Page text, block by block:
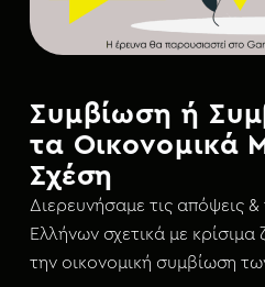
Συμβίωση ή
τα Οικονομικά
Σχέση
Διερευνήσαμε τις απόψεις &
Ελλήνων σχετικά με
την οικονομική συμβίωση